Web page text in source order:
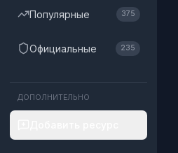
Популярные 375
Официальные 235
ДОПОЛНИТЕЛЬНО